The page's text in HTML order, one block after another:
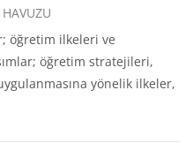
öğretim ilkeleri ve
öğretim stratejileri,
yönelik ilkeler,